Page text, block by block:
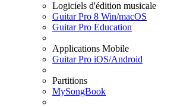
Logiciels d'édition musicale
Guitar Pro 8 Win/macOS
Guitar Pro Education
Applications Mobile
Guitar Pro iOS/Android
Partitions
MySongBook